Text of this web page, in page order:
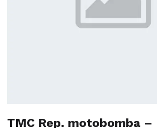
TMC Rep. motobomba –